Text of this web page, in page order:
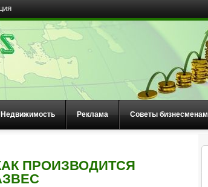
Недвижимость Реклама Советы бизнесменам
ПРОИЗВОДИТСЯ